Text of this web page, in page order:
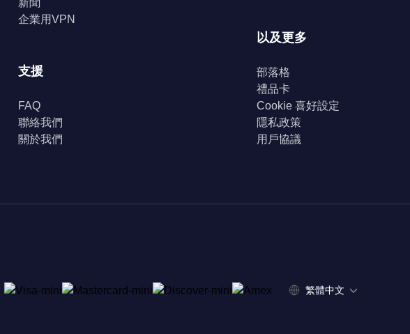
新聞
企業用VPN
支援
FAQ
聯絡我們
關於我們
以及更多
部落格
禮品卡
Cookie 喜好設定
隱私政策
用戶協議
繁體中文